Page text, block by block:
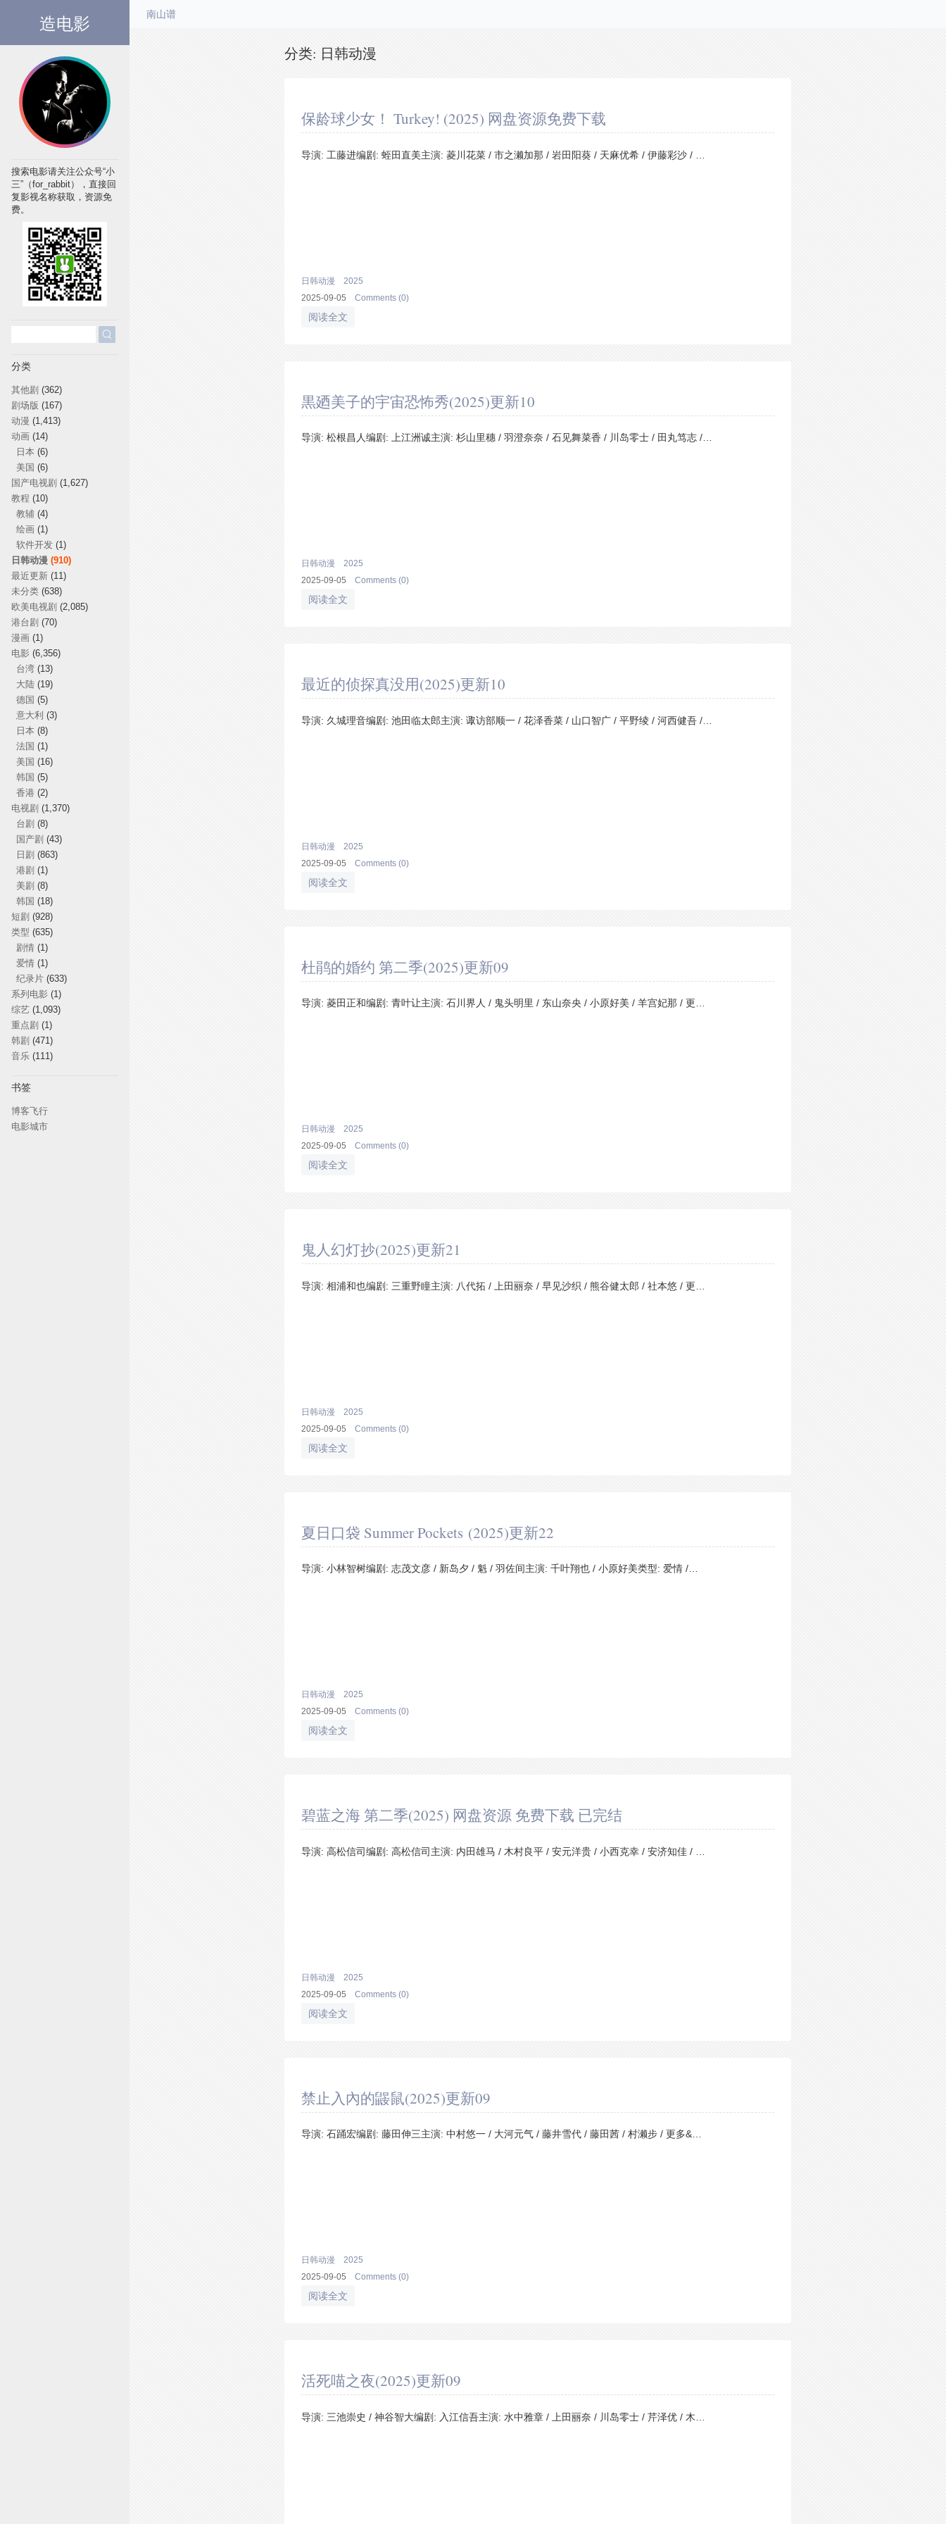
造电影 南山谱
分类: 日韩动漫
保龄球少女！ Turkey! (2025) 网盘资源免费下载
导演: 工藤进编剧: 蛭田直美主演: 菱川花菜 / 市之濑加那 / 岩田阳葵 / 天麻优希 / 伊藤彩沙 / …
日韩动漫
2025
2025-09-05 Comments (0)
阅读全文
黒廼美子的宇宙恐怖秀(2025)更新10
导演: 松根昌人编剧: 上江洲诚主演: 杉山里穗 / 羽澄奈奈 / 石见舞菜香 / 川岛零士 / 田丸笃志 /…
日韩动漫
2025
2025-09-05 Comments (0)
阅读全文
最近的侦探真没用(2025)更新10
导演: 久城理音编剧: 池田临太郎主演: 诹访部顺一 / 花泽香菜 / 山口智广 / 平野绫 / 河西健吾 /…
日韩动漫
2025
2025-09-05 Comments (0)
阅读全文
杜鹃的婚约 第二季(2025)更新09
导演: 菱田正和编剧: 青叶让主演: 石川界人 / 鬼头明里 / 东山奈央 / 小原好美 / 羊宫妃那 / 更…
日韩动漫
2025
2025-09-05 Comments (0)
阅读全文
鬼人幻灯抄(2025)更新21
导演: 相浦和也编剧: 三重野瞳主演: 八代拓 / 上田丽奈 / 早见沙织 / 熊谷健太郎 / 社本悠 / 更…
日韩动漫
2025
2025-09-05 Comments (0)
阅读全文
夏日口袋 Summer Pockets (2025)更新22
导演: 小林智树编剧: 志茂文彦 / 新岛夕 / 魁 / 羽佐间主演: 千叶翔也 / 小原好美类型: 爱情 /…
日韩动漫
2025
2025-09-05 Comments (0)
阅读全文
碧蓝之海 第二季(2025) 网盘资源 免费下载 已完结
导演: 高松信司编剧: 高松信司主演: 内田雄马 / 木村良平 / 安元洋贵 / 小西克幸 / 安济知佳 / …
日韩动漫
2025
2025-09-05 Comments (0)
阅读全文
禁止入內的鼹鼠(2025)更新09
导演: 石踊宏编剧: 藤田伸三主演: 中村悠一 / 大河元气 / 藤井雪代 / 藤田茜 / 村濑步 / 更多&…
日韩动漫
2025
2025-09-05 Comments (0)
阅读全文
活死喵之夜(2025)更新09
导演: 三池崇史 / 神谷智大编剧: 入江信吾主演: 水中雅章 / 上田丽奈 / 川岛零士 / 芹泽优 / 木…
搜索电影请关注公众号“小
三”（for_rabbit），直接回
复影视名称获取，资源免
费。
分类
其他剧 (362)
剧场版 (167)
动漫 (1,413)
动画 (14)
日本 (6)
美国 (6)
国产电视剧 (1,627)
教程 (10)
教辅(4)
绘画(1)
软件开发(1)
日韩动漫 (910)
最近更新 (11)
未分类 (638)
欧美电视剧 (2,085)
港台剧 (70)
漫画 (1)
电影 (6,356)
台湾(13)
大陆(19)
德国 (5)
意大利 (3)
日本 (8)
法国 (1)
美国 (16)
韩国 (5)
香港 (2)
电视剧 (1,370)
台剧 (8)
国产剧 (43)
日剧 (863)
港剧 (1)
美剧 (8)
韩国 (18)
短剧 (928)
类型 (635)
剧情(1)
爱情(1)
纪录片(633)
系列电影 (1)
综艺 (1,093)
重点剧 (1)
韩剧 (471)
音乐 (111)
书签
博客飞行
电影城市